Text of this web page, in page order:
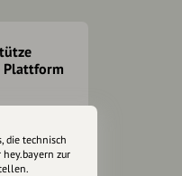
Plattform
und
die technisch
zur